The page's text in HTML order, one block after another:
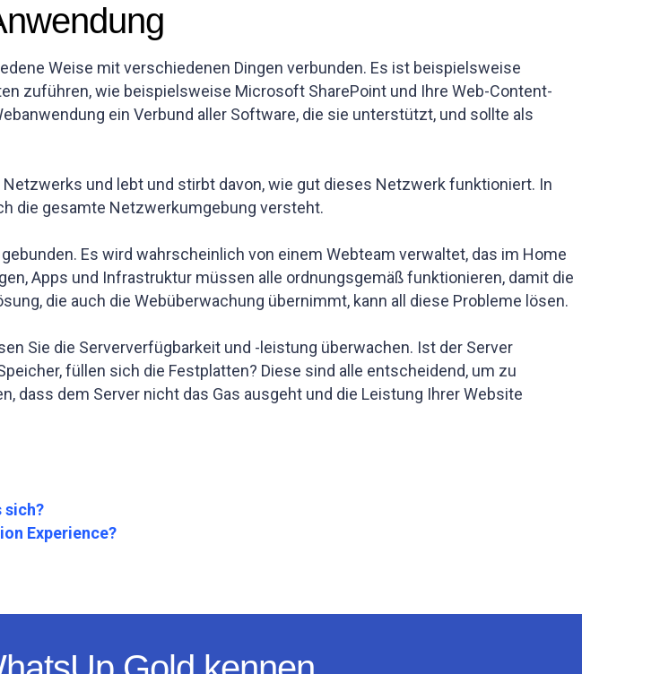
Weise mit verschiedenen Dingen verbunden. Es ist beispielsweise
zuführen, wie beispielsweise Microsoft SharePoint und Ihre Web-Content-
ein Verbund aller Software, die sie unterstützt, und sollte als
und lebt und stirbt davon, wie gut dieses Netzwerk funktioniert. In
die gesamte Netzwerkumgebung versteht.
Es wird wahrscheinlich von einem Webteam verwaltet, das im Home
Apps und Infrastruktur müssen alle ordnungsgemäß funktionieren, damit die
die auch die Webüberwachung übernimmt, kann all diese Probleme lösen.
Sie die Serververfügbarkeit und -leistung überwachen. Ist der Server
füllen sich die Festplatten? Diese sind alle entscheidend, um zu
dass dem Server nicht das Gas ausgeht und die Leistung Ihrer Website
sich?
Experience?